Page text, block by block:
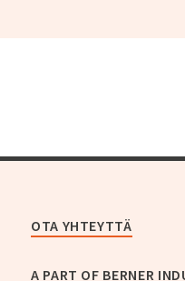
OTA YHTEYTTÄ
A PART OF BERNER